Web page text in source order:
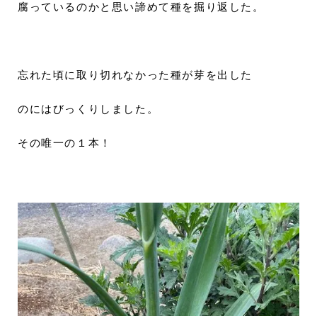
腐っているのかと思い諦めて種を掘り返した。
忘れた頃に取り切れなかった種が芽を出した
のにはびっくりしました。
その唯一の１本！